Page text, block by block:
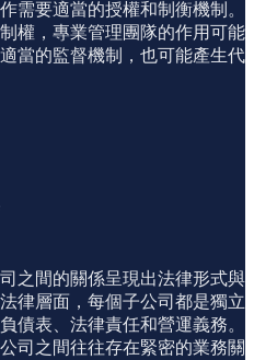
需要適當的授權和制衡機制。
權，專業管理團隊的作用可能
當的監督機制，也可能產生代
之間的關係呈現出法律形式與
律層面，每個子公司都是獨立
債表、法律責任和營運義務。
司之間往往存在緊密的業務關